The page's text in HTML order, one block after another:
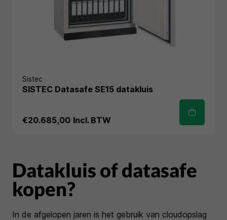
Sistec
SISTEC Datasafe SE15 datakluis
€20.685,00 Incl. BTW
Datakluis of datasafe
kopen?
In de afgelopen jaren is het gebruik van cloudopslag